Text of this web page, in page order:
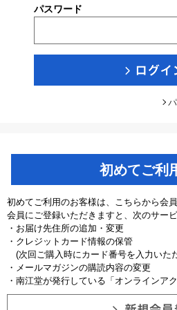
パスワード
初めてご利
初めてご利用のお客様は、こちらから会
会員にご登録いただきますと、次のサー
・お届け先住所の追加・変更
・クレジットカード情報の保管
(次回ご購入時にカード番号を入力いた
・メールマガジンの購読内容の変更
・南江堂が発行している「オンラインア